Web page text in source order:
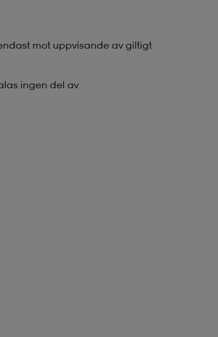
mot uppvisande av giltigt
ingen del av